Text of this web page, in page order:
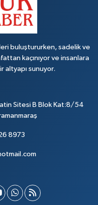
buluştururken, sadelik ve
kaçınıyor ve insanlara
altyapı sunuyor.
Sitesi B Blok Kat:8/54
8973